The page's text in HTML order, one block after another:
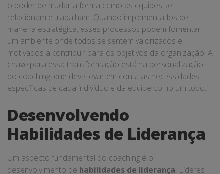
o poder de mudar a forma como as equipes se
relacionam e trabalham. Quando implementados de
maneira estratégica, esses processos podem fomentar
um ambiente onde todos se sentem valorizados e
motivados a contribuir para os objetivos da organização. A
chave para essa transformação está na personalização
do coaching, que deve levar em conta as necessidades
específicas de cada indivíduo e da equipe como um todo.
Desenvolvendo
Habilidades de Liderança
Um aspecto fundamental do coaching é o
desenvolvimento de habilidades de liderança. Líderes